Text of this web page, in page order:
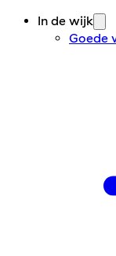
In de wijk
Goede